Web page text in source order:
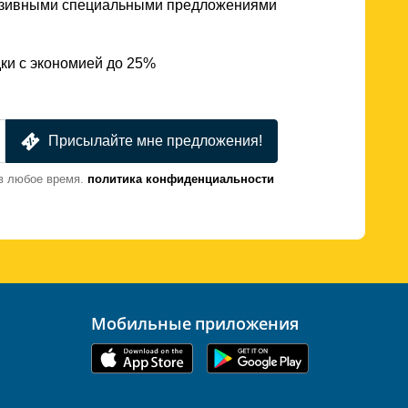
специальными предложениями
с экономией до 25%
Присылайте мне предложения!
любое время. политика конфиденциальности
Мобильные приложения